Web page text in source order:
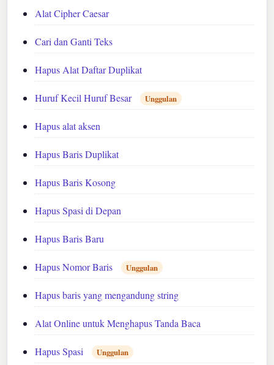
Alat Cipher Caesar
Cari dan Ganti Teks
Hapus Alat Daftar Duplikat
Huruf Kecil Huruf Besar Unggulan
Hapus alat aksen
Hapus Baris Duplikat
Hapus Baris Kosong
Hapus Spasi di Depan
Hapus Baris Baru
Hapus Nomor Baris Unggulan
Hapus baris yang mengandung string
Alat Online untuk Menghapus Tanda Baca
Hapus Spasi Unggulan